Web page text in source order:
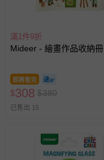
滿1件9折
Mideer - 繪畫作品收納冊
即將售完
$308 $380
已售出 15